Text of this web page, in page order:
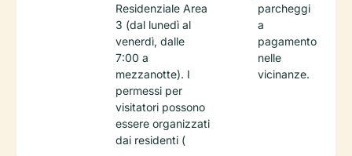
Residenziale Area
3 (dal lunedì al
venerdì, dalle
7:00 a
mezzanotte). I
permessi per
visitatori possono
essere organizzati
dai residenti (
parcheggi
a
pagamento
nelle
vicinanze.